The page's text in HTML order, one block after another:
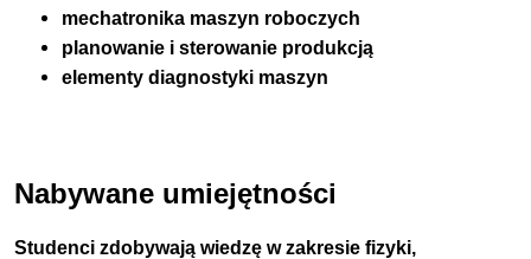
mechatronika maszyn roboczych
planowanie i sterowanie produkcją
elementy diagnostyki maszyn
Nabywane umiejętności
Studenci zdobywają wiedzę w zakresie fizyki,